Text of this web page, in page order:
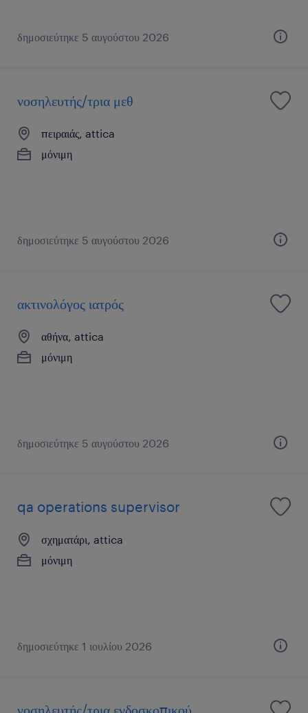
δημοσιεύτηκε 5 αυγούστου 2026
νοσηλευτής/τρια μεθ
πειραιάς, attica
μόνιμη
δημοσιεύτηκε 5 αυγούστου 2026
ακτινολόγος ιατρός
αθήνα, attica
μόνιμη
δημοσιεύτηκε 5 αυγούστου 2026
qa operations supervisor
σχηματάρι, attica
μόνιμη
δημοσιεύτηκε 1 ιουλίου 2026
νοσηλευτής/τρια ενδοσκοπικού